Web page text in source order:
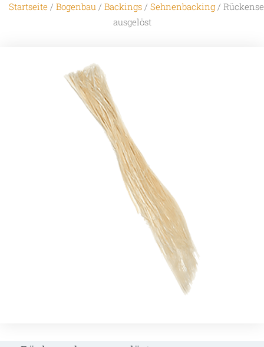
Startseite / Bogenbau / Backings / Sehnenbacking /
ausgelöst